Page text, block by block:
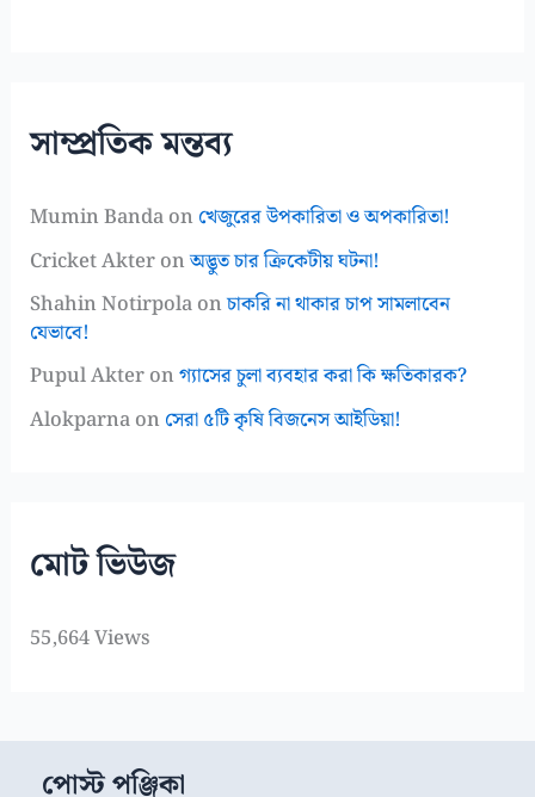
সাম্প্রতিক মন্তব্য
Mumin Bandaon খেজুরের উপকারিতা ও অপকারিতা!
Cricket Akteronঅদ্ভুত চার ক্রিকেটীয় ঘটনা!
Shahin Notirpolaonচাকরি না থাকার চাপ সামলাবেন
যেভাবে!
Pupul Akteronগ্যাসের চুলা ব্যবহার করা কি ক্ষতিকারক?
Alokparnaon সেরা ৫টি কৃষি বিজনেস আইডিয়া!
মোট ভিউজ
55,664 Views
পোস্ট পঞ্জিকা